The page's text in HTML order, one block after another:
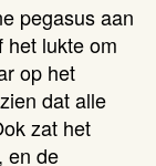
pegasus aan
het lukte om
op het
dat alle
zat het
en de